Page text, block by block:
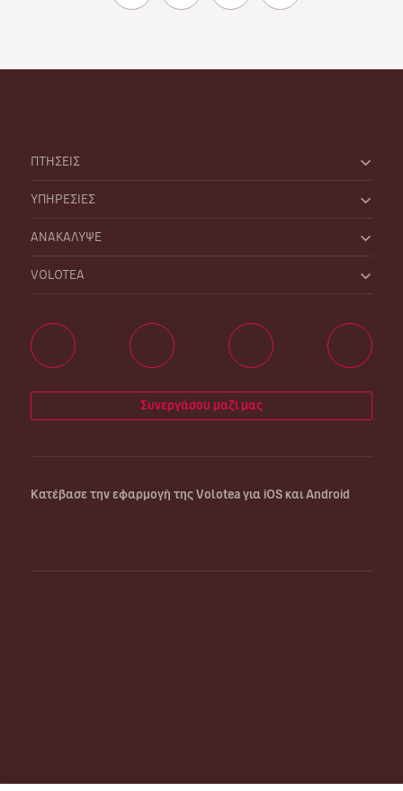
ΠΤΗΣΕΙΣ
ΥΠΗΡΕΣΙΕΣ
ΑΝΑΚΑΛΥΨΕ
VOLOTEA
Συνεργάσου μαζί μας
Κατέβασε την εφαρμογή της Volotea για iOS και Android